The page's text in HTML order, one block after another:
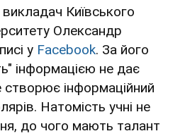
Київського
Олександр
у Facebook. За його
інформацією не дає
створює інформаційний
Натомість учні не
до чого мають талант